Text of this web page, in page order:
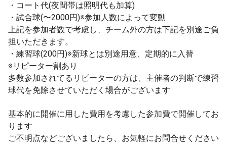
※承認は申請の先着順ではありません
※参加者全体のレベル差を考慮しながら承認してます
※上記により申請者によっては承認が遅くなる場合がござ
います
※自分のチームメンバーを優先させていただく場合がござ
います
※２名以下の場合、開催をご相談させていただく場合もご
ざいます
予め上記をご理解の上で、参加申請をいただけると助かり
ます
円滑な運営にご協力いただけますよう、よろしくお願いし
・コート代(夜間帯は照明代も加算)
・試合球(〜2000円)※参加人数によって変動
上記を参加者数で考慮し、チーム外の方は下記を別途ご負
担いただきます。
・練習球(200円)※新球とは別途用意、定期的に入替
※リピーター割あり
多数参加されてるリピーターの方は、主催者の判断で練習
球代を免除させていただく場合がございます
基本的に開催に用した費用を考慮した参加費で開催してお
ります
ご不明点などございましたら、お気軽にお問合せください